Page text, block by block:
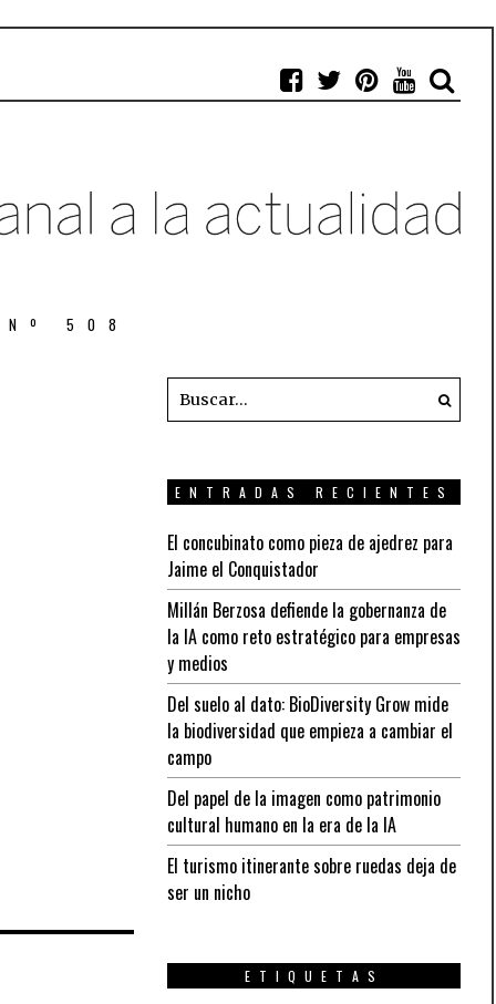
Nº 508
ENTRADAS RECIENTES
El concubinato como pieza de ajedrez para
Jaime el Conquistador
Millán Berzosa defiende la gobernanza de
la IA como reto estratégico para empresas
y medios
Del suelo al dato: BioDiversity Grow mide
la biodiversidad que empieza a cambiar el
campo
Del papel de la imagen como patrimonio
cultural humano en la era de la IA
El turismo itinerante sobre ruedas deja de
ser un nicho
ETIQUETAS